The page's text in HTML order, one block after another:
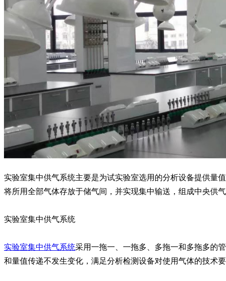
实验室集中供气系统主要是为试实验室选用的分析设备提供量
将所用全部气体存放于储气间，并实现集中输送，组成中央供气
实验室集中供气系统
实验室集中供气系统采用一拖一、一拖多、多拖一和多拖多的
和量值传递不发生变化，满足分析检测设备对使用气体的技术要